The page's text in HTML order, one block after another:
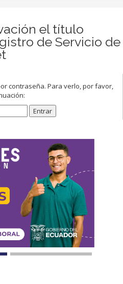
el título
de Servicio de
contraseña. Para verlo, por favor,